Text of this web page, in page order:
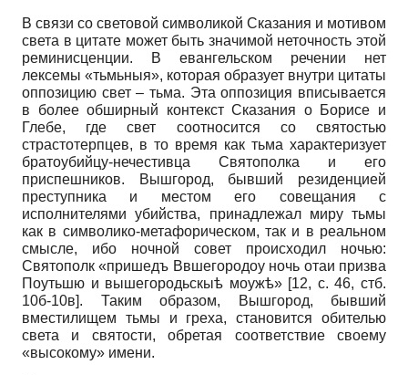
В связи со световой символикой Сказания и мотивом
света в цитате может быть значимой неточность этой
реминисценции. В евангельском речении нет
лексемы «тьмьныя», которая образует внутри цитаты
оппозицию свет – тьма. Эта оппозиция вписывается
в более обширный контекст Сказания о Борисе и
Глебе, где свет соотносится со святостью
страстотерпцев, в то время как тьма характеризует
братоубийцу-нечестивца Святополка и его
приспешников. Вышгород, бывший резиденцией
преступника и местом его совещания с
исполнителями убийства, принадлежал миру тьмы
как в символико-метафорическом, так и в реальном
смысле, ибо ночной совет происходил ночью:
Святополк «пришедъ Ввшегородоу ночь отаи призва
Поутьшю и вышегородьскыѣ моужѣ» [12, с. 46, стб.
10б-10в]. Таким образом, Вышгород, бывший
вместилищем тьмы и греха, становится обителью
света и святости, обретая соответствие своему
«высокому» имени.